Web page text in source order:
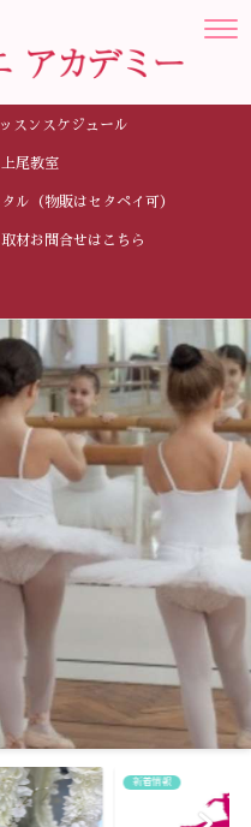
スンスケジュール
上尾教室
ル（物販はセタペイ可）
材お問合せはこちら
コンクール